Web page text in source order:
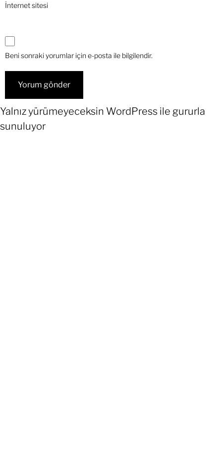
İnternet sitesi
Beni sonraki yorumlar için e-posta ile bilgilendir.
Yalnız yürümeyeceksin WordPress ile gururla
sunuluyor